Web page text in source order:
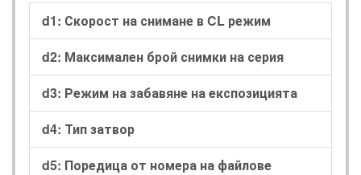
d1: Скорост на снимане в CL режим
d2: Максимален брой снимки на серия
d3: Режим на забавяне на експозицията
d4: Тип затвор
d5: Поредица от номера на файлове